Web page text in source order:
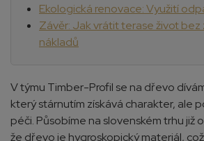
Ekologická renovace: Využití
Závěr: Jak vrátit terase život
nákladů
V týmu Timber-Profil se na dřevo
který stárnutím získává charakter, ale
péči. Působíme na slovenském trhu již
že dřevo je hygroskopický materiál,